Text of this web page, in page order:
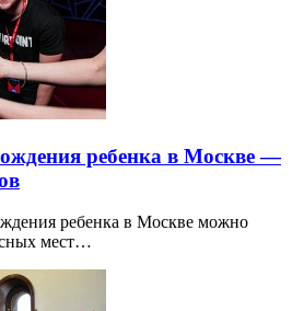
ребенка в Москве —
ребенка в Москве можно
мест…